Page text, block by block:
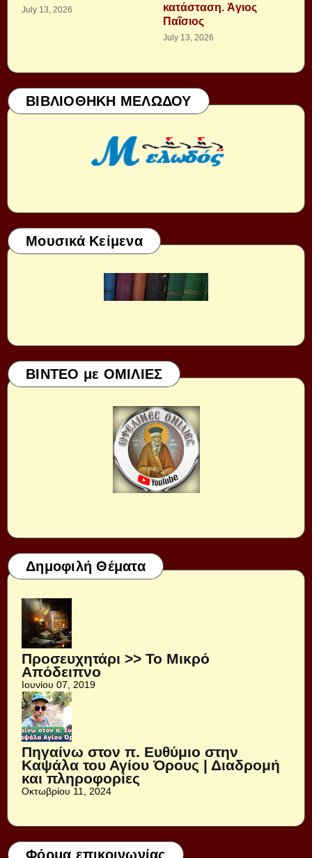
July 13, 2026
κατάσταση. Ἁγιος
Παΐσιος
July 13, 2026
ΒΙΒΛΙΟΘΗΚΗ ΜΕΛΩΔΟΥ
Μουσικά Κείμενα
ΒΙΝΤΕΟ με ΟΜΙΛΙΕΣ
Δημοφιλή Θέματα
Προσευχητάρι >> Το Μικρό
Απόδειπνο
Ιουνίου 07, 2019
Πηγαίνω στον π. Ευθύμιο στην
Καψάλα του Αγίου Όρους | Διαδρομή
και πληροφορίες
Οκτωβρίου 11, 2024
Φόρμα επικοινωνίας